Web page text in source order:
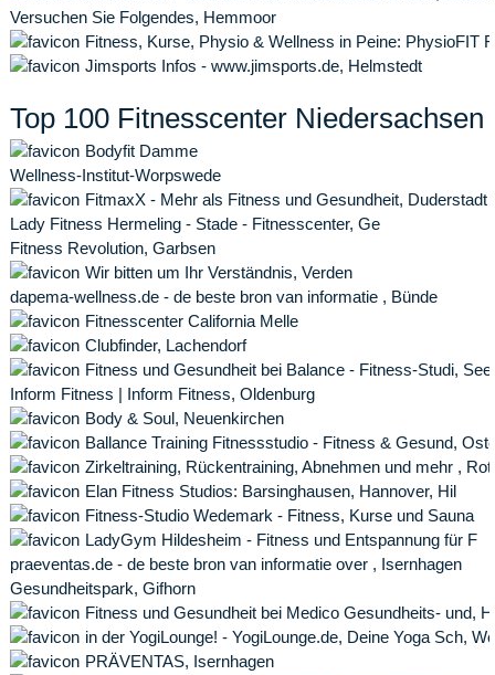
Versuchen Sie Folgendes, Hemmoor
Fitness, Kurse, Physio & Wellness in Peine: PhysioFIT
Jimsports Infos - www.jimsports.de, Helmstedt
Top 100 Fitnesscenter Niedersachsen
Bodyfit Damme
Wellness-Institut-Worpswede
FitmaxX - Mehr als Fitness und Gesundheit, Duderstadt
Lady Fitness Hermeling - Stade - Fitnesscenter, Ge
Fitness Revolution, Garbsen
Wir bitten um Ihr Verständnis, Verden
dapema-wellness.de - de beste bron van informatie , Bünde
Fitnesscenter California Melle
Clubfinder, Lachendorf
Fitness und Gesundheit bei Balance - Fitness-Studi,
Inform Fitness | Inform Fitness, Oldenburg
Body & Soul, Neuenkirchen
Ballance Training Fitnessstudio - Fitness & Gesund,
Zirkeltraining, Rückentraining, Abnehmen und mehr ,
Elan Fitness Studios: Barsinghausen, Hannover, Hil
Fitness-Studio Wedemark - Fitness, Kurse und Sauna
LadyGym Hildesheim - Fitness und Entspannung für F
praeventas.de - de beste bron van informatie over , Isernhagen
Gesundheitspark, Gifhorn
Fitness und Gesundheit bei Medico Gesundheits- und,
in der YogiLounge! - YogiLounge.de, Deine Yoga Sch,
PRÄVENTAS, Isernhagen